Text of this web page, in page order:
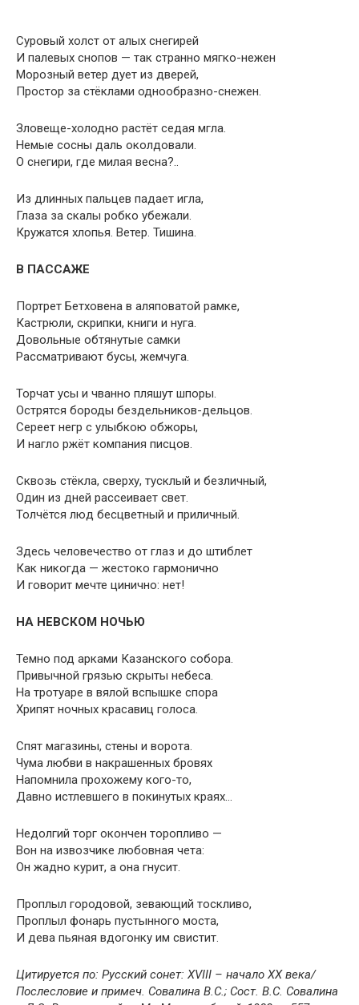
Суровый холст от алых снегирей
И палевых снопов — так странно мягко-нежен
Морозный ветер дует из дверей,
Простор за стёклами однообразно-снежен.
Зловеще-холодно растёт седая мгла.
Немые сосны даль околдовали.
О снегири, где милая весна?..
Из длинных пальцев падает игла,
Глаза за скалы робко убежали.
Кружатся хлопья. Ветер. Тишина.
В ПАССАЖЕ
Портрет Бетховена в аляповатой рамке,
Кастрюли, скрипки, книги и нуга.
Довольные обтянутые самки
Рассматривают бусы, жемчуга.
Торчат усы и чванно пляшут шпоры.
Острятся бороды бездельников-дельцов.
Сереет негр с улыбкою обжоры,
И нагло ржёт компания писцов.
Сквозь стёкла, сверху, тусклый и безличный,
Один из дней рассеивает свет.
Толчётся люд бесцветный и приличный.
Здесь человечество от глаз и до штиблет
Как никогда — жестоко гармонично
И говорит мечте цинично: нет!
НА НЕВСКОМ НОЧЬЮ
Темно под арками Казанского собора.
Привычной грязью скрыты небеса.
На тротуаре в вялой вспышке спора
Хрипят ночных красавиц голоса.
Спят магазины, стены и ворота.
Чума любви в накрашенных бровях
Напомнила прохожему кого-то,
Давно истлевшего в покинутых краях…
Недолгий торг окончен торопливо —
Вон на извозчике любовная чета:
Он жадно курит, а она гнусит.
Проплыл городовой, зевающий тоскливо,
Проплыл фонарь пустынного моста,
И дева пьяная вдогонку им свистит.
Цитируется по: Русский сонет: XVIII – начало XX века/
Послесловие и примеч. Совалина В.С.; Сост. В.С. Совалина